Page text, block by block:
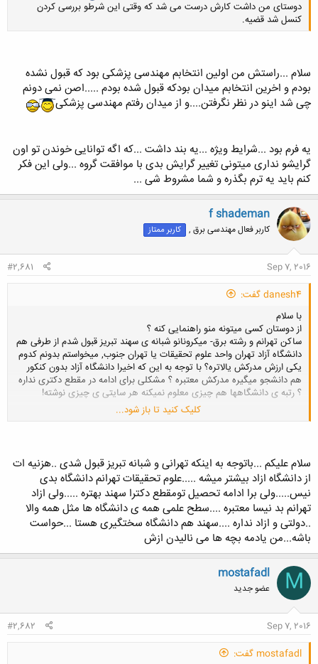
دوستای من داشت کارش درست می شد که وقتی این شرطو بررسی کردن
کنسل شد قضیه.
کلیک کنید تا باز شود...
سلام ...راستش من اولین انتخابم مهندسی پزشکی بود که قبول نشده
بودم و اخرین انتخابم میدان بودکه قبول شده بودم .....اصن نمی دونم
چی شد اینو در نظر نگرفتن....و از میدان رفتم مهندسی پزشکی
یه فرم بود ...شرایط ویژه ...یه بند داشت ...که اگه توانایی خوندن تو اون
گرایشو نداری میتونی تغییر گرایش بدی با موافقت گروه ...ولی این فکر
کنم باید یه ترم بگذره و شما مشروط شی ...
f shademan
کاربر فعال مهندسی برق , کاربر ممتاز
Sep 7, 2016
#2,681
danesh4 گفت:
با سلام
از دوستان کسی میتونه منو راهنمایی کنه ؟
ساکن تهرانم و رشته برق- میکرونانو شبانه ی سهند تبریز قبول شدم از طرفی هم
دانشگاه آزاد تهران واحد علوم تحقیقات یا تهران جنوب, میخواستم بدونم کدوم
یکی ارزش مدرکش یالاتره؟ با توجه به این که اخیرا دانشگاه آزاد بدون کنکور
هم دانشجو میگیره مدرکش معتبره ؟ مشکلی برای ادامه در مقطع دکتری نداره
؟ رتبه ی دانشگاهها هم چیزی معلوم نمیکنه هر سایتی ی چیزی نوشته!
کلیک کنید تا باز شود...
سلام علیکم ...باتوجه به اینکه تهرانی و شبانه تبریز قبول شدی ..هزنیه ات
از دانشگاه ازاد بیشتر میشه .....علوم تحقیقات تهرانم دانشگاه بدی
نیس.....ولی برا ادامه تحصیل تومقطع دکترا سهند بهتره .....ولی ازاد
تهرانم بد نیسا معتبره ....سطح علمی همه ی دانشگاه ها مثل همه والا
..دولتی و ازاد نداره ....سهند هم دانشگاه سختگیری هستا ...حواست
باشه...من یادمه بچه ها می نالیدن ازش
M
mostafadl
عضو جدید
Sep 7, 2016
#2,682
mostafadl گفت: